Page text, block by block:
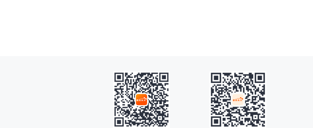
昆明酒店招聘
全国酒店招聘
苏州酒店招聘
无锡酒店招聘